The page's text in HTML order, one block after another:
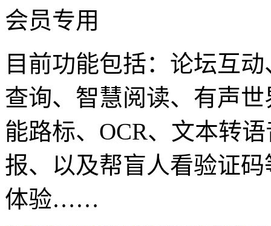
会员专用
目前功能包括：论坛互
查询、智慧阅读、有声
能路标、OCR、文本转
报、以及帮盲人看验证
体验……